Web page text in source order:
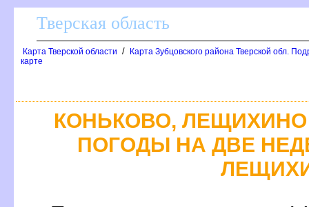
Тверская область
Карта Тверской области /
Карта Зубцовского района Тверской обл.
карте
КОНЬКОВО,
ПОГОДЫ НА ДВЕ